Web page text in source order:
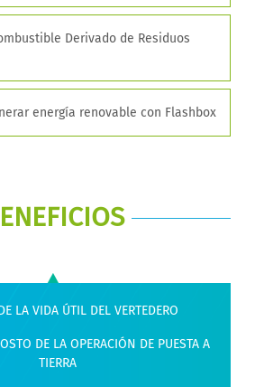
Derivado de Residuos
energía renovable con Flashbox
LA VIDA ÚTIL DEL VERTEDERO
DE LA OPERACIÓN DE PUESTA A
TIERRA